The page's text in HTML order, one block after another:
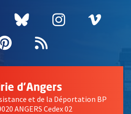
nouvelle fenêtre
Twitter
, Ouvre une nouvelle
Bluesky
, Ouvre une
Instagram
, Ouvre
,
Pinterest
, Ouvre une
Flux RSS
d'Angers
et de la Déportation BP
ANGERS Cedex 02